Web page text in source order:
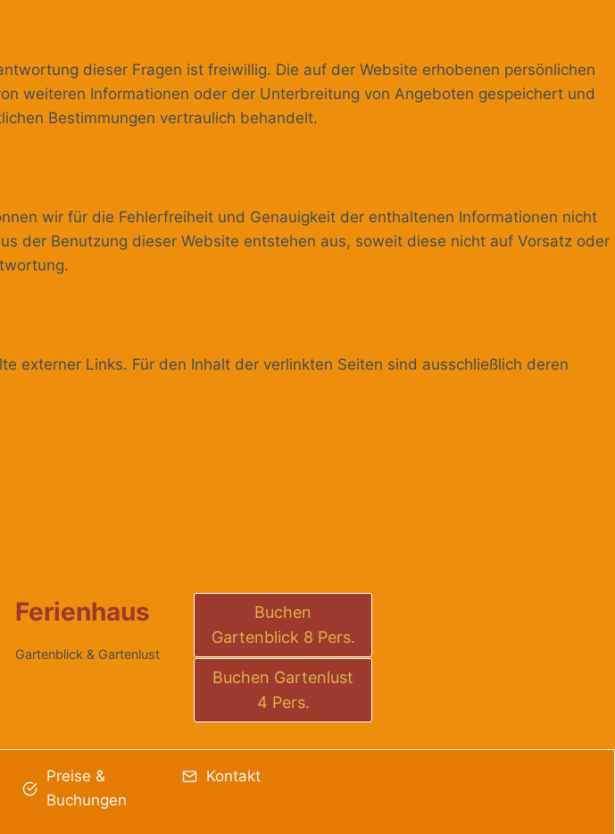
dieser Fragen ist freiwillig. Die auf der Website erhobenen persönlichen
weiteren Informationen oder der Unterbreitung von Angeboten gespeichert und
Bestimmungen vertraulich behandelt.
wir für die Fehlerfreiheit und Genauigkeit der enthaltenen Informationen nicht
der Benutzung dieser Website entstehen aus, soweit diese nicht auf Vorsatz oder
externer Links. Für den Inhalt der verlinkten Seiten sind ausschließlich deren
Ferienhaus
Gartenblick & Gartenlust
Buchen
Gartenblick 8 Pers.
Buchen Gartenlust
4 Pers.
Preise &
Buchungen
Kontakt